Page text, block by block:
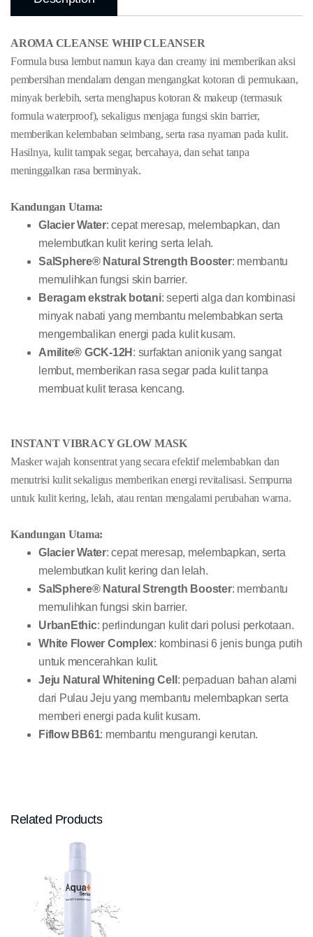
AROMA CLEANSE WHIP CLEANSER
Formula busa lembut namun kaya dan creamy ini memberikan aksi
pembersihan mendalam dengan mengangkat kotoran di permukaan,
minyak berlebih, serta menghapus kotoran & makeup (termasuk
formula waterproof), sekaligus menjaga fungsi skin barrier,
memberikan kelembaban seimbang, serta rasa nyaman pada kulit.
Hasilnya, kulit tampak segar, bercahaya, dan sehat tanpa
meninggalkan rasa berminyak.
Kandungan Utama:
Glacier Water: cepat meresap, melembapkan, dan
melembutkan kulit kering serta lelah.
SalSphere® Natural Strength Booster: membantu
memulihkan fungsi skin barrier.
Beragam ekstrak botani: seperti alga dan kombinasi
minyak nabati yang membantu melembabkan serta
mengembalikan energi pada kulit kusam.
Amilite® GCK-12H : surfaktan anionik yang sangat
lembut, memberikan rasa segar pada kulit tanpa
membuat kulit terasa kencang.
INSTANT VIBRACY GLOW MASK
Masker wajah konsentrat yang secara efektif melembabkan dan
menutrisi kulit sekaligus memberikan energi revitalisasi. Sempurna
untuk kulit kering, lelah, atau rentan mengalami perubahan warna.
Kandungan Utama:
Glacier Water: cepat meresap, melembapkan, serta
melembutkan kulit kering dan lelah.
SalSphere® Natural Strength Booster: membantu
memulihkan fungsi skin barrier.
UrbanEthic: perlindungan kulit dari polusi perkotaan.
White Flower Complex: kombinasi 6 jenis bunga putih
untuk mencerahkan kulit.
Jeju Natural Whitening Cell : perpaduan bahan alami
dari Pulau Jeju yang membantu melembapkan serta
memberi energi pada kulit kusam.
Fiflow BB61: membantu mengurangi kerutan.
Related Products